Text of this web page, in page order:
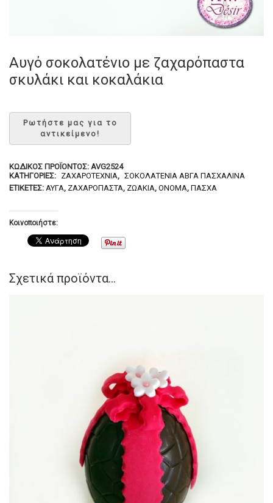
Αυγό σοκολατένιο με ζαχαρόπαστα
σκυλάκι και κοκαλάκια
ΚΩΔΙΚΌΣ ΠΡΟΪΌΝΤΟΣ: AVG2524
ΚΑΤΗΓΟΡΊΕΣ: ΖΑΧΑΡΟΤΕΧΝΊΑ, ΣΟΚΟΛΑΤΈΝΙΑ ΑΒΓΆ ΠΑΣΧΑΛΙΝΆ
ΕΤΙΚΈΤΕΣ: ΑΥΓΆ, ΖΑΧΑΡΌΠΑΣΤΑ, ΖΩΆΚΙΑ, ΌΝΟΜΑ, ΠΆΣΧΑ
Κοινοποιήστε:
Σχετικά προϊόντα...